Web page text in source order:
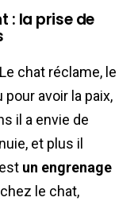
: la prise de
chat réclame, le
avoir la paix,
il a envie de
et plus il
un engrenage
le chat,